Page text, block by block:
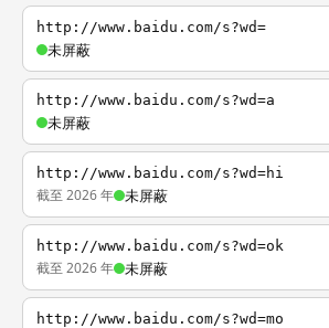
http://www.baidu.com/s?wd=
未屏蔽
http://www.baidu.com/s?wd=a
未屏蔽
http://www.baidu.com/s?wd=hi
截至 2026 年 未屏蔽
http://www.baidu.com/s?wd=ok
截至 2026 年 未屏蔽
http://www.baidu.com/s?wd=mo